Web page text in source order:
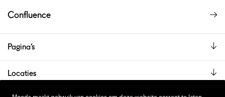
Confluence
Pagina’s
Locaties
De showroom is alleen op afspraak geopend.